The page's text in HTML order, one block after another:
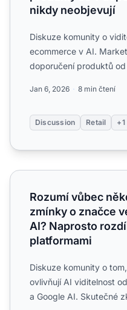
nikdy neobjevují
Diskuze komunity o
ecommerce v AI.
doporučení produktů
Jan 6, 2026 8 min čtení
Discussion Retail +1
Rozumí vůbec někdo
Rozumí vůbec
zmínky o značce
AI? Naprosto
platformami
Diskuze komunity o
ovlivňují AI viditelnost
a Google AI. Skutečné